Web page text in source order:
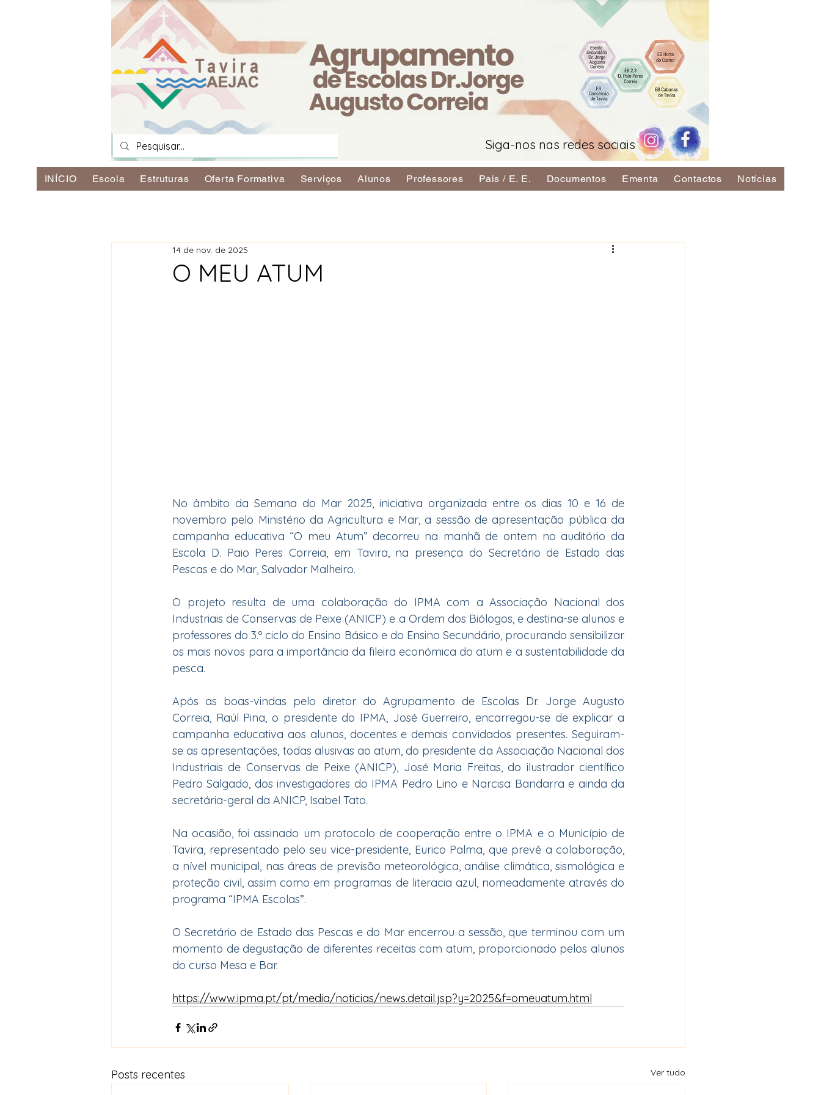
Siga-nos nas redes sociais
INÍCIO Escola Estruturas Oferta Formativa Serviços Alunos Professores Pais / E. E. Documentos Ementa Contactos Notícias
O MEU ATUM
14 de nov. de 2025
No âmbito da Semana do Mar 2025, iniciativa organizada entre os dias 10 e 16 de
novembro pelo Ministério da Agricultura e Mar, a sessão de apresentação pública da
campanha educativa “O meu Atum” decorreu na manhã de ontem no auditório da
Escola D. Paio Peres Correia, em Tavira, na presença do Secretário de Estado das
Pescas e do Mar, Salvador Malheiro.
O projeto resulta de uma colaboração do IPMA com a Associação Nacional dos
Industriais de Conservas de Peixe (ANICP) e a Ordem dos Biólogos, e destina-se alunos e
professores do 3.º ciclo do Ensino Básico e do Ensino Secundário, procurando sensibilizar
os mais novos para a importância da fileira económica do atum e a sustentabilidade da
pesca.
Após as boas-vindas pelo diretor do Agrupamento de Escolas Dr. Jorge Augusto
Correia, Raúl Pina, o presidente do IPMA, José Guerreiro, encarregou-se de explicar a
campanha educativa aos alunos, docentes e demais convidados presentes. Seguiram-
se as apresentações, todas alusivas ao atum, do presidente da Associação Nacional dos
Industriais de Conservas de Peixe (ANICP), José Maria Freitas, do ilustrador científico
Pedro Salgado, dos investigadores do IPMA Pedro Lino e Narcisa Bandarra e ainda da
secretária-geral da ANICP, Isabel Tato.
Na ocasião, foi assinado um protocolo de cooperação entre o IPMA e o Município de
Tavira, representado pelo seu vice-presidente, Eurico Palma, que prevê a colaboração,
a nível municipal, nas áreas de previsão meteorológica, análise climática, sismológica e
proteção civil, assim como em programas de literacia azul, nomeadamente através do
programa “IPMA Escolas”.
O Secretário de Estado das Pescas e do Mar encerrou a sessão, que terminou com um
momento de degustação de diferentes receitas com atum, proporcionado pelos alunos
do curso Mesa e Bar.
https://www.ipma.pt/pt/media/noticias/news.detail.jsp?y=2025&f=omeuatum.html
Posts recentes Ver tudo